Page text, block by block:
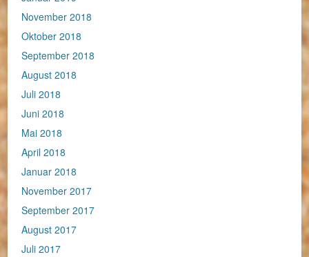
November 2018
Oktober 2018
September 2018
August 2018
Juli 2018
Juni 2018
Mai 2018
April 2018
Januar 2018
November 2017
September 2017
August 2017
Juli 2017